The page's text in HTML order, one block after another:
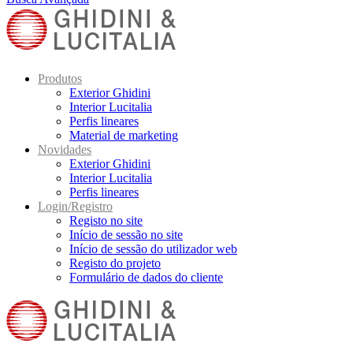
Produtos
Exterior Ghidini
Interior Lucitalia
Perfis lineares
Material de marketing
Novidades
Exterior Ghidini
Interior Lucitalia
Perfis lineares
Login/Registro
Registo no site
Início de sessão no site
Início de sessão do utilizador web
Registo do projeto
Formulário de dados do cliente